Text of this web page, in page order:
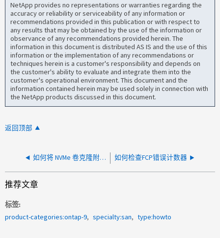
NetApp provides no representations or warranties regarding the
accuracy or reliability or serviceability of any information or
recommendations provided in this publication or with respect to
any results that may be obtained by the use of the information or
observance of any recommendations provided herein. The
information in this document is distributed AS IS and the use of this
information or the implementation of any recommendations or
techniques herein is a customer's responsibility and depends on
the customer's ability to evaluate and integrate them into the
customer's operational environment. This document and the
information contained herein may be used solely in connection with
the NetApp products discussed in this document.
返回顶部
如何将 NVMe 卷克隆附加到 VMware 如何检查FCP错误计数器
推荐文章
标签
product-categories:ontap-9
specialty:san type:howto